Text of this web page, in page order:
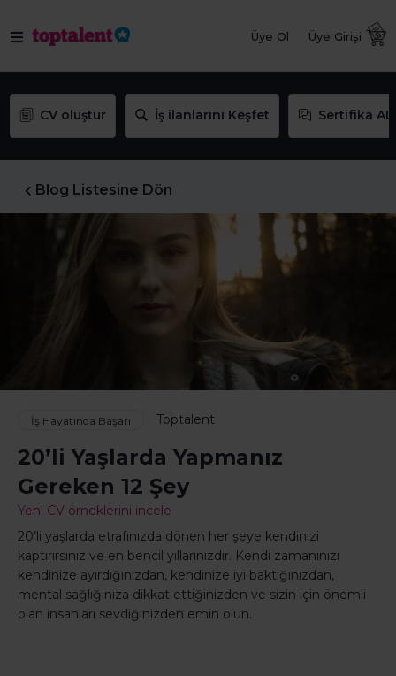
Üye Ol Üye Girişi
CV oluştur İş ilanlarını Keşfet Sertifika AL
Blog Listesine Dön
İş Hayatında Başarı Toptalent
20’li Yaşlarda Yapmanız
Gereken 12 Şey
Yeni CV örneklerini incele
20’li yaşlarda etrafınızda dönen her şeye kendinizi
kaptırırsınız ve en bencil yıllarınızdır. Kendi zamanınızı
kendinize ayırdığınızdan, kendinize iyi baktığınızdan,
mental sağlığınıza dikkat ettiğinizden ve sizin için önemli
olan insanları sevdiğinizden emin olun.